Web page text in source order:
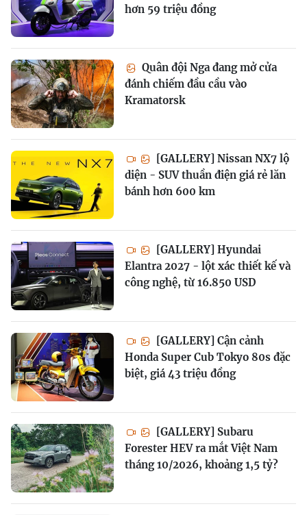
hơn 59 triệu đồng
Quân đội Nga đang mở cửa
đánh chiếm đầu cầu vào
Kramatorsk
[GALLERY] Nissan NX7 lộ
diện - SUV thuần điện giá rẻ lăn
bánh hơn 600 km
[GALLERY] Hyundai
Elantra 2027 - lột xác thiết kế và
công nghệ, từ 16.850 USD
[GALLERY] Cận cảnh
Honda Super Cub Tokyo 80s đặc
biệt, giá 43 triệu đồng
[GALLERY] Subaru
Forester HEV ra mắt Việt Nam
tháng 10/2026, khoảng 1,5 tỷ?